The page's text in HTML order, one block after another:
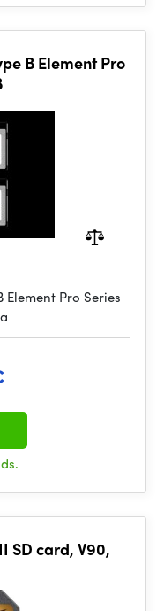
B Element Pro
Element Pro Series
SD card, V90,